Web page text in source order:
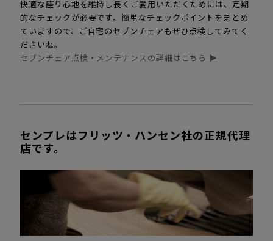
快適な座り心地を維持し長くご愛用いただくためには、定期
的なチェックが必要です。簡単なチェックポイントをまとめ
ていますので、ご自宅のセブンチェアもぜひ点検してみてく
ださいね。
セブンチェア点検・メンテナンスの詳細はこちら ▶
センプレはフリッツ・ハンセン社の正規代理
店です。